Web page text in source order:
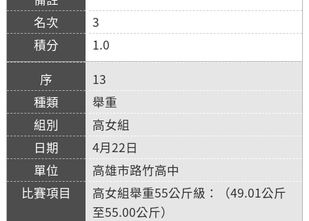
3
1.0
13
舉重
高女組
4月22日
高雄市路竹高中
高女組舉重55公斤級：（49.01公斤
至55.00公斤）